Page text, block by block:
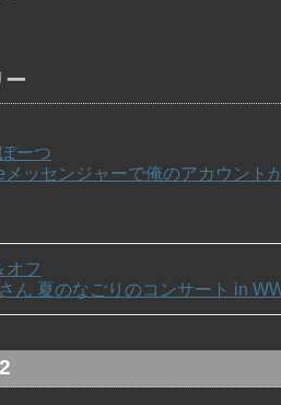
ー
ーつ
ッセンジャーで俺のアカウント
オフ
ん 夏のなごりのコンサート in
2